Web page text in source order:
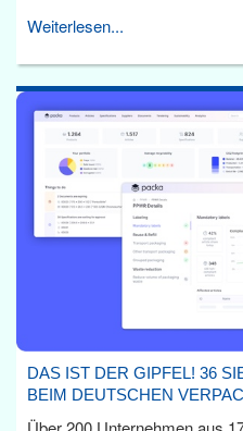
Weiterlesen...
DAS IST DER GIPFEL! 36
BEIM DEUTSCHEN